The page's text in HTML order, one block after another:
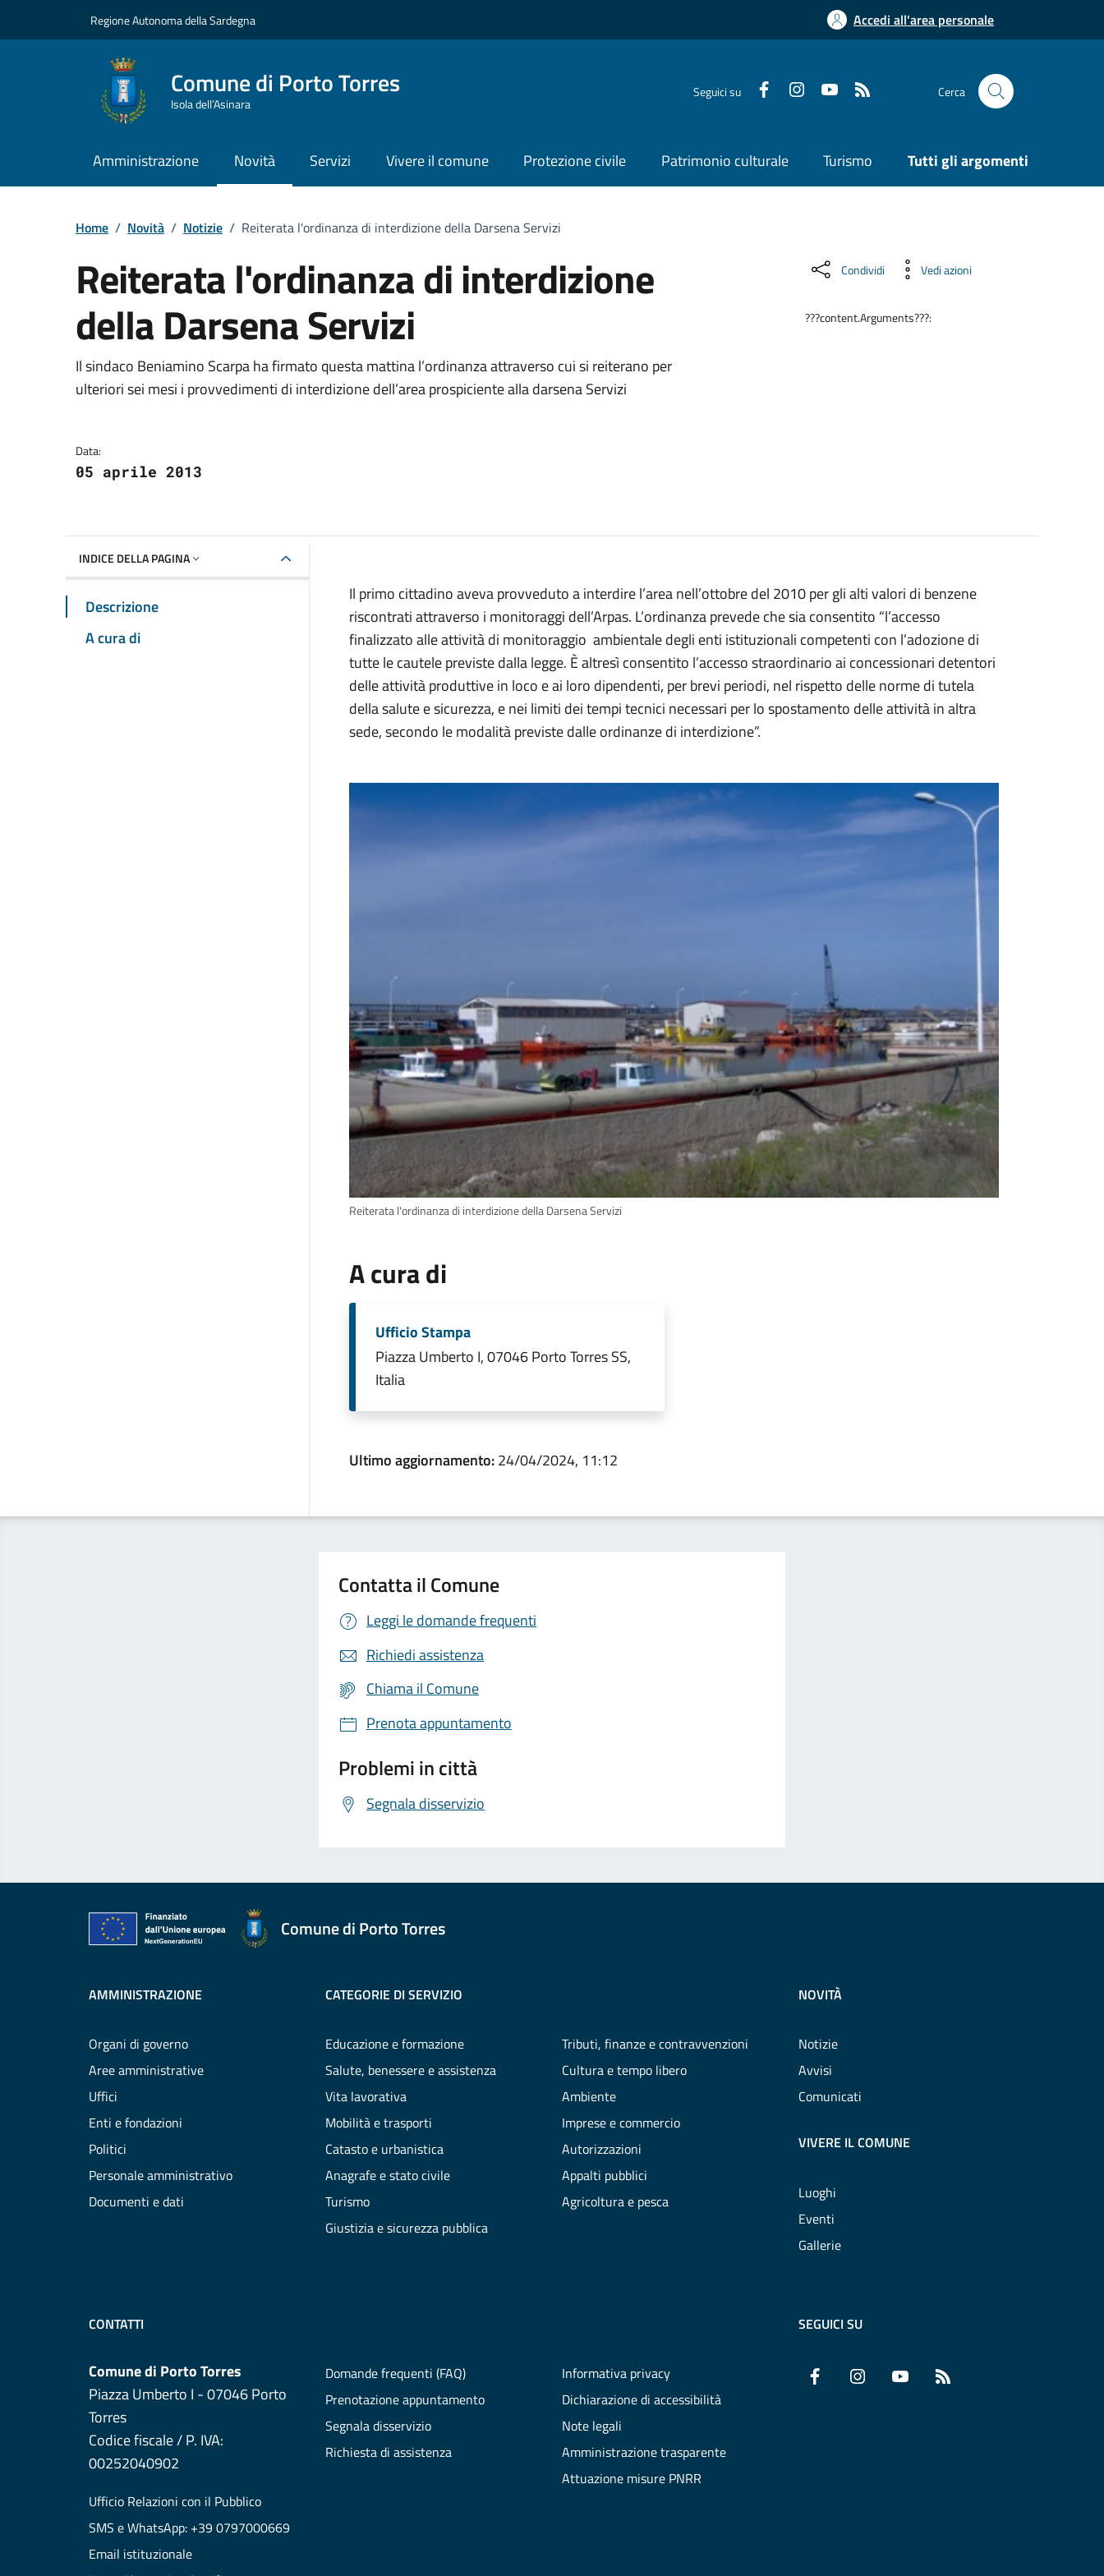
Regione Autonoma della Sardegna Accedi all'area personale
Comune di Porto Torres
Isola dell’Asinara
Seguici su Cerca
Amministrazione Novità Servizi Vivere il comune Protezione civile Patrimonio culturale Turismo Tutti gli argomenti
Home / Novità / Notizie / Reiterata l'ordinanza di interdizione della Darsena Servizi
Reiterata l'ordinanza di interdizione
della Darsena Servizi
Dettagli della notizia
Il sindaco Beniamino Scarpa ha firmato questa mattina l’ordinanza attraverso cui si reiterano per
ulteriori sei mesi i provvedimenti di interdizione dell’area prospiciente alla darsena Servizi
Data:
05 aprile 2013
Condividi Vedi azioni
???content.Arguments???:
INDICE DELLA PAGINA
Descrizione
A cura di
Il primo cittadino aveva provveduto a interdire l’area nell’ottobre del 2010 per gli alti valori di benzene
riscontrati attraverso i monitoraggi dell’Arpas. L’ordinanza prevede che sia consentito “l’accesso
finalizzato alle attività di monitoraggio ambientale degli enti istituzionali competenti con l’adozione di
tutte le cautele previste dalla legge. È altresì consentito l’accesso straordinario ai concessionari detentori
delle attività produttive in loco e ai loro dipendenti, per brevi periodi, nel rispetto delle norme di tutela
della salute e sicurezza, e nei limiti dei tempi tecnici necessari per lo spostamento delle attività in altra
sede, secondo le modalità previste dalle ordinanze di interdizione”.
Reiterata l'ordinanza di interdizione della Darsena Servizi
A cura di
Ufficio Stampa
Piazza Umberto I, 07046 Porto Torres SS,
Italia
Ultimo aggiornamento:24/04/2024, 11:12
Contatta il Comune
Leggi le domande frequenti
Richiedi assistenza
Chiama il Comune
Prenota appuntamento
Problemi in città
Segnala disservizio
Comune di Porto Torres
AMMINISTRAZIONE
Organi di governo
Aree amministrative
Uffici
Enti e fondazioni
Politici
Personale amministrativo
Documenti e dati
CATEGORIE DI SERVIZIO
Educazione e formazione
Salute, benessere e assistenza
Vita lavorativa
Mobilità e trasporti
Catasto e urbanistica
Anagrafe e stato civile
Turismo
Giustizia e sicurezza pubblica
Tributi, finanze e contravvenzioni
Cultura e tempo libero
Ambiente
Imprese e commercio
Autorizzazioni
Appalti pubblici
Agricoltura e pesca
NOVITÀ
Notizie
Avvisi
Comunicati
VIVERE IL COMUNE
Luoghi
Eventi
Gallerie
CONTATTI
Comune di Porto Torres
Piazza Umberto I - 07046 Porto
Torres
Codice fiscale / P. IVA:
00252040902
Ufficio Relazioni con il Pubblico
SMS e WhatsApp: +39 0797000669
Email istituzionale
Domande frequenti (FAQ)
Prenotazione appuntamento
Segnala disservizio
Richiesta di assistenza
Informativa privacy
Dichiarazione di accessibilità
Note legali
Amministrazione trasparente
Attuazione misure PNRR
SEGUICI SU
Facebook InstagramYouTube